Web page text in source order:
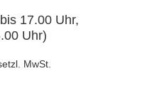
17.00 Uhr,
Uhr)
MwSt.